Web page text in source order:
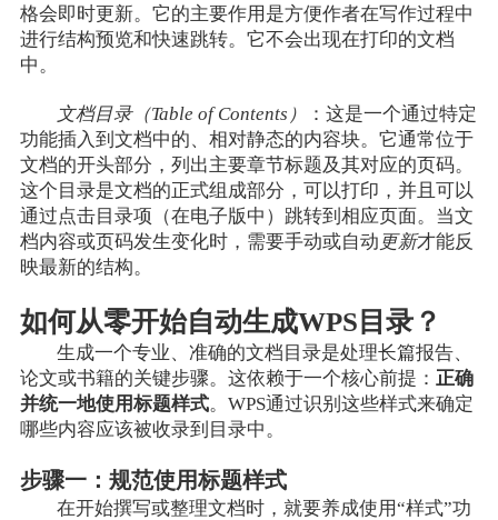
格会即时更新。它的主要作用是方便作者在写作过程中
进行结构预览和快速跳转。它不会出现在打印的文档
中。
文档目录（Table of Contents）
：这是一个通过特定
功能插入到文档中的、相对静态的内容块。它通常位于
文档的开头部分，列出主要章节标题及其对应的页码。
这个目录是文档的正式组成部分，可以打印，并且可以
通过点击目录项（在电子版中）跳转到相应页面。当文
档内容或页码发生变化时，需要手动或自动 更新才能反
映最新的结构。
如何从零开始自动生成WPS目录？
生成一个专业、准确的文档目录是处理长篇报告、
论文或书籍的关键步骤。这依赖于一个核心前提： 正确
并统一地使用标题样式。WPS通过识别这些样式来确定
哪些内容应该被收录到目录中。
步骤一：规范使用标题样式
在开始撰写或整理文档时，就要养成使用“样式”功